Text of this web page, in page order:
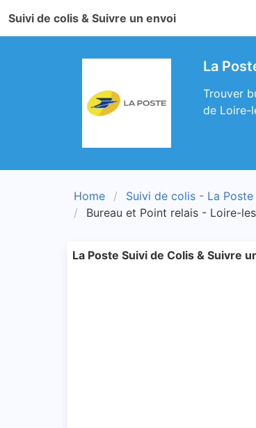
Suivi de colis & Suivre un envoi
La
Trouver
de Loire-
Home Suivi de colis - La Poste
Bureau et Point relais - Loire-
La Poste Suivi de Colis & Suivre